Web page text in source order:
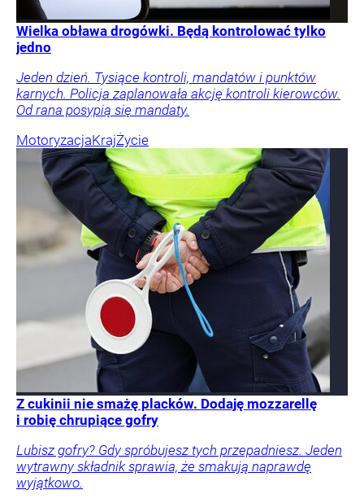
Wielka obława drogówki. Będą kontrolować tylko
jedno
Jeden dzień. Tysiące kontroli, mandatów i punktów
karnych. Policja zaplanowała akcję kontroli kierowców.
Od rana posypią się mandaty.
MotoryzacjaKrajŻycie
Z cukinii nie smażę placków. Dodaję mozzarellę
i robię chrupiące gofry
Lubisz gofry? Gdy spróbujesz tych przepadniesz. Jeden
wytrawny składnik sprawia, że smakują naprawdę
wyjątkowo.